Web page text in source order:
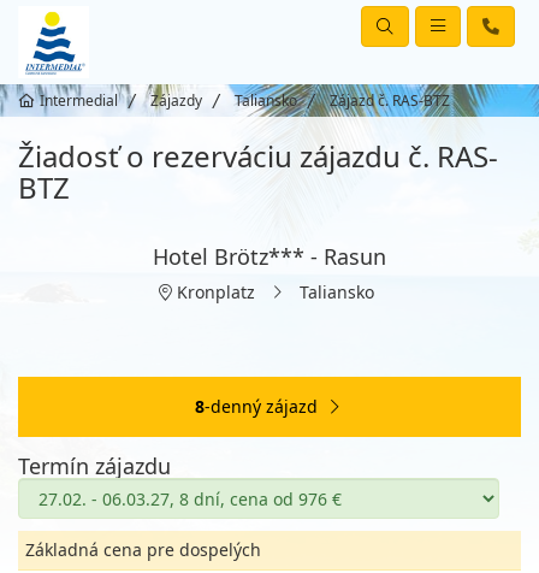
Intermedial Zájazdy Taliansko Zájazd č. RAS-BTZ
Žiadosť o rezerváciu zájazdu č. RAS-
BTZ
Hotel Brötz*** - Rasun
Kronplatz Taliansko
8-denný zájazd
Termín zájazdu
Základná cena pre dospelých